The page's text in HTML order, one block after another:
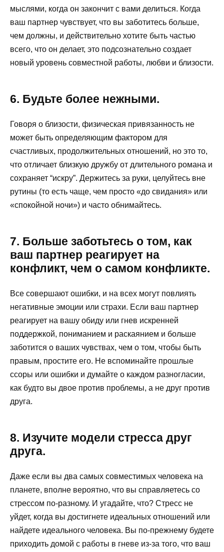
мыслями, когда он закончит с вами делиться. Когда
ваш партнер чувствует, что вы заботитесь больше,
чем должны, и действительно хотите быть частью
всего, что он делает, это подсознательно создает
новый уровень совместной работы, любви и близости.
6. Будьте более нежными.
Говоря о близости, физическая привязанность не
может быть определяющим фактором для
счастливых, продолжительных отношений, но это то,
что отличает близкую дружбу от длительного романа и
сохраняет “искру”. Держитесь за руки, целуйтесь вне
рутины (то есть чаще, чем просто «до свидания» или
«спокойной ночи») и часто обнимайтесь.
7. Больше заботьтесь о том, как
ваш партнер реагирует на
конфликт, чем о самом конфликте.
Все совершают ошибки, и на всех могут повлиять
негативные эмоции или страхи. Если ваш партнер
реагирует на вашу обиду или гнев искренней
поддержкой, пониманием и раскаянием и больше
заботится о ваших чувствах, чем о том, чтобы быть
правым, простите его. Не вспоминайте прошлые
ссоры или ошибки и думайте о каждом разногласии,
как будто вы двое против проблемы, а не друг против
друга.
8. Изучите модели стресса друг
друга.
Даже если вы два самых совместимых человека на
планете, вполне вероятно, что вы справляетесь со
стрессом по-разному. И угадайте, что? Стресс не
уйдет, когда вы достигнете идеальных отношений или
найдете идеального человека. Вы по-прежнему будете
приходить домой с работы в гневе из-за того, что ваш